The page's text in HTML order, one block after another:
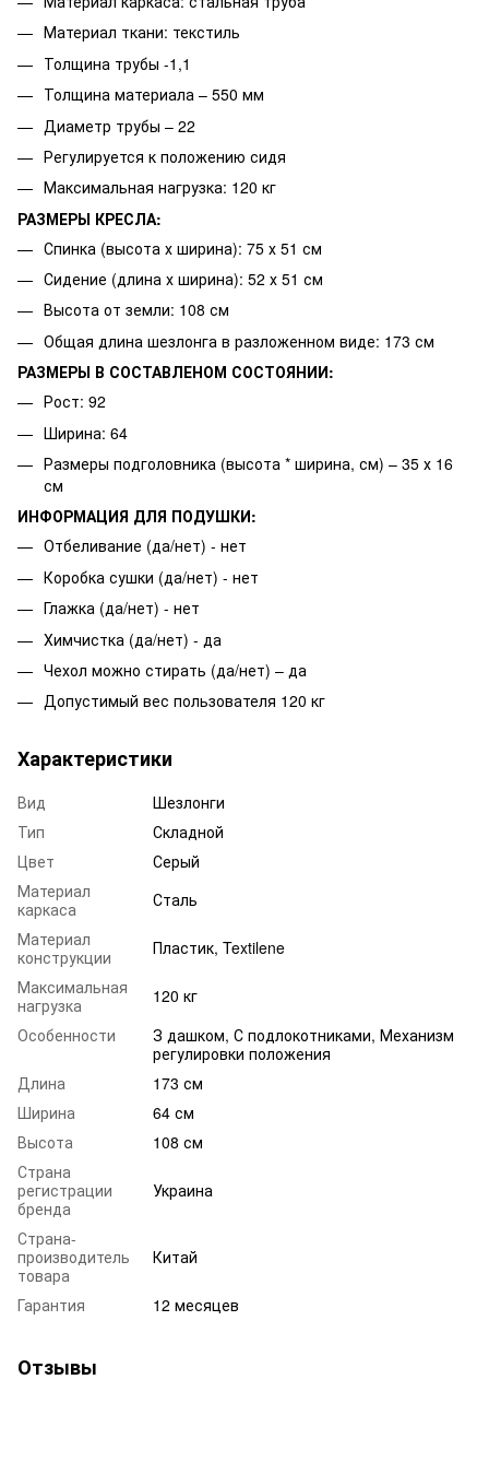
Материал ткани: текстиль
Толщина трубы -1,1
Толщина материала – 550 мм
Диаметр трубы – 22
Регулируется к положению сидя
Максимальная нагрузка: 120 кг
РАЗМЕРЫ КРЕСЛА:
Спинка (высота х ширина): 75 х 51 см
Сидение (длина х ширина): 52 х 51 см
Высота от земли: 108 см
Общая длина шезлонга в разложенном виде: 173 см
РАЗМЕРЫ В СОСТАВЛЕНОМ СОСТОЯНИИ:
Рост: 92
Ширина: 64
Размеры подголовника (высота * ширина, см) – 35 х 16
см
ИНФОРМАЦИЯ ДЛЯ ПОДУШКИ:
Отбеливание (да/нет) - нет
Коробка сушки (да/нет) - нет
Глажка (да/нет) - нет
Химчистка (да/нет) - да
Чехол можно стирать (да/нет) – да
Допустимый вес пользователя 120 кг
Характеристики
Вид
Шезлонги
Тип
Складной
Цвет
Серый
Материал
каркаса
Сталь
Материал
конструкции
Пластик, Textilene
Максимальная
нагрузка
120 кг
Особенности
З дашком, С подлокотниками, Механизм
регулировки положения
Длина
173 см
Ширина
64 см
Высота
108 см
Страна
регистрации
бренда
Украина
Страна-
производитель
товара
Китай
Гарантия 12 месяцев
Отзывы